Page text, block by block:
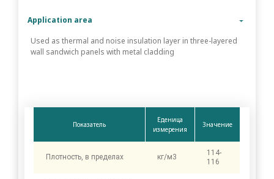
Application area
Used as thermal and noise insulation layer in three-layered
wall sandwich panels with metal cladding
Показатель
Еденица
измерения
Значение
Плотность, в пределах кг/м3
114-
116